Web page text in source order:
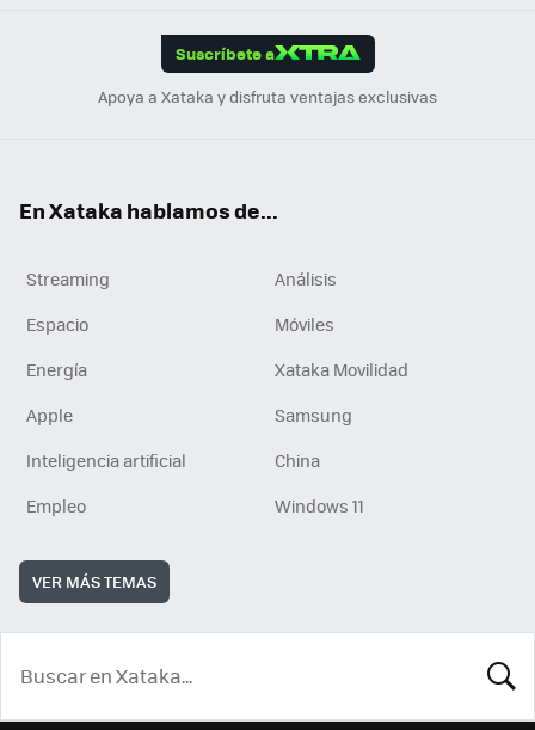
Suscríbete a
Apoya a Xataka y disfruta ventajas exclusivas
En Xataka hablamos de...
Streaming
Análisis
Espacio
Móviles
Energía
Xataka Movilidad
Apple
Samsung
Inteligencia artificial
China
Empleo
Windows 11
VER MÁS TEMAS